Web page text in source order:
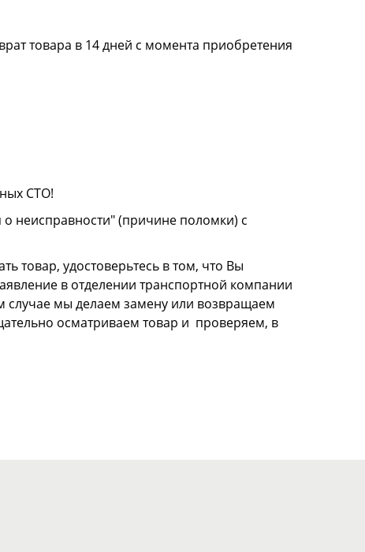
товара в 14 дней с момента приобретения
СТО!
неисправности" (причине поломки) с
товар, удостоверьтесь в том, что Вы
в отделении транспортной компании
случае мы делаем замену или возвращаем
осматриваем товар и проверяем, в